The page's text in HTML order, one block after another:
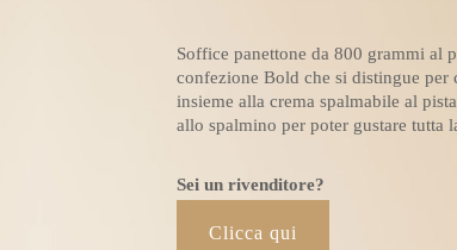
Soffice panettone da 800 grammi al
confezione Bold che si distingue per
insieme alla crema spalmabile al
allo spalmino per poter gustare tutta
Sei un rivenditore?
Clicca qui